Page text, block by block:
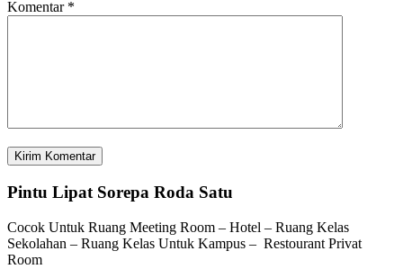
Komentar *
Pintu Lipat Sorepa Roda Satu
Cocok Untuk Ruang Meeting Room – Hotel – Ruang Kelas
Sekolahan – Ruang Kelas Untuk Kampus – Restourant Privat
Room